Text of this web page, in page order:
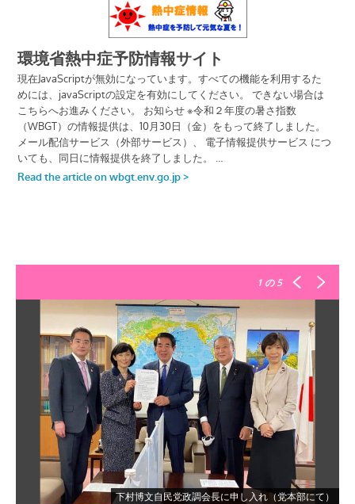
1 の 5
下村博文自民党政調会長に申し入れ（党本部にて）